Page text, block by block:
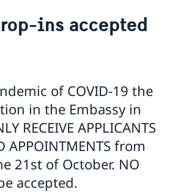
företag
grundad för att stärka banden
Nordmakedonien
företag
för besök
migrationsärenden och pass
personer lagligen bosatta i
i
ins accepted
of COVID-19 the
in the Embassy in
RECEIVE APPLICANTS
APPOINTMENTS from
21st of October. NO
accepted.